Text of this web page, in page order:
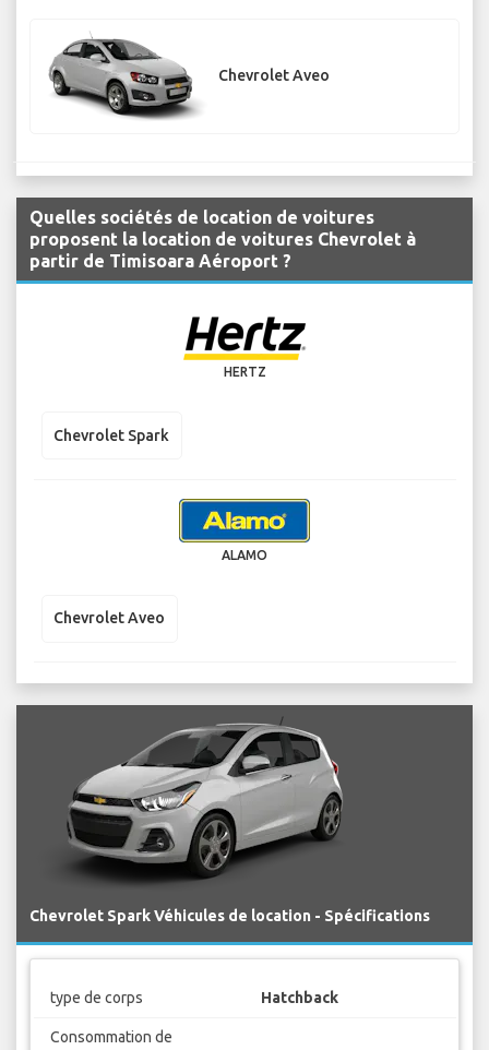
Chevrolet Aveo
Quelles sociétés de location de voitures
proposent la location de voitures Chevrolet à
partir de Timisoara Aéroport ?
HERTZ
Chevrolet Spark
ALAMO
Chevrolet Aveo
Chevrolet Spark Véhicules de location - Spécifications
type de corps Hatchback
Consommation de